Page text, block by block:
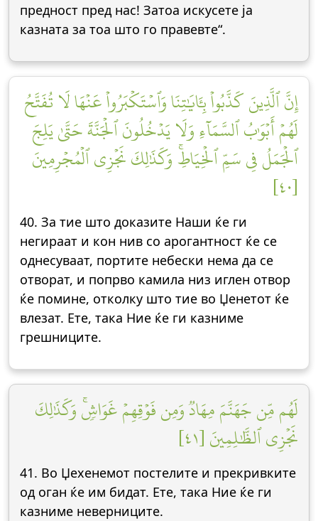
предност пред нас! Затоа искусете ја
казната за тоа што го правевте“.
إِنَّ ٱلَّذِينَ كَذَّبُواْ بِـَٔايَٰتِنَا وَٱسۡتَكۡبَرُواْ عَنۡهَا لَا تُفَتَّحُ
لَهُمۡ أَبۡوَٰبُ ٱلسَّمَآءِ وَلَا يَدۡخُلُونَ ٱلۡجَنَّةَ حَتَّىٰ يَلِجَ
ٱلۡجَمَلُ فِي سَمِّ ٱلۡخِيَاطِۚ وَكَذَٰلِكَ نَجۡزِي ٱلۡمُجۡرِمِينَ
[٤٠]
40. За тие што доказите Наши ќе ги
негираат и кон нив со арогантност ќе се
однесуваат, портите небески нема да се
отворат, и попрво камила низ иглен отвор
ќе помине, отколку што тие во Џенетот ќе
влезат. Ете, така Ние ќе ги казниме
грешниците.
لَهُم مِّن جَهَنَّمَ مِهَادٞ وَمِن فَوۡقِهِمۡ غَوَاشٖۚ وَكَذَٰلِكَ
نَجۡزِي ٱلظَّٰلِمِينَ [٤١]
41. Во Џехенемот постелите и прекривките
од оган ќе им бидат. Ете, така Ние ќе ги
казниме неверниците.